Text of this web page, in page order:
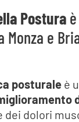
Postura
Monza e
posturale è
dei dolori